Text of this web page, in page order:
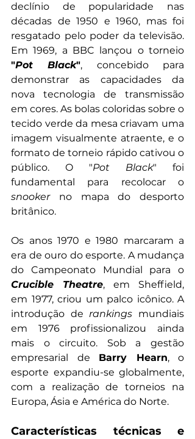
declínio de popularidade nas
décadas de 1950 e 1960, mas foi
resgatado pelo poder da televisão.
"Pot Black", concebido para
demonstrar as capacidades da
nova tecnologia de transmissão
em cores. As bolas coloridas sobre o
tecido verde da mesa criavam uma
imagem visualmente atraente, e o
formato de torneio rápido cativou o
público. O "Pot Black" foi
snooker no mapa do desporto
britânico.
Os anos 1970 e 1980 marcaram a
era de ouro do esporte. A mudança
Crucible Theatre, em Sheffield,
em 1977, criou um palco icônico. A
introdução de rankings mundiais
em 1976 profissionalizou ainda
mais o circuito. Sob a gestão
empresarial de Barry Hearn, o
esporte expandiu-se globalmente,
com a realização de torneios na
Europa, Ásia e América do Norte.
Características técnicas e